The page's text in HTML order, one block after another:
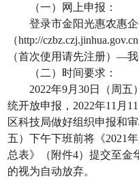
（一）网上申报：
登录市金阳光惠农惠
（http://czbz.czj.jinhua.gov.cn
（首次使用请先注册）—
（二）时间要求：
2022年9月30日（周五
统开放申报， 2022年11 月 11
区科技局做好组织申报和
五）下午下班前将《2021
总表》（附件4）提交至金
的视为自动放弃。